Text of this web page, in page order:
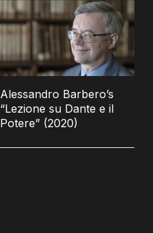
Alessandro Barbero’s
“Lezione su Dante e il
Potere” (2020)